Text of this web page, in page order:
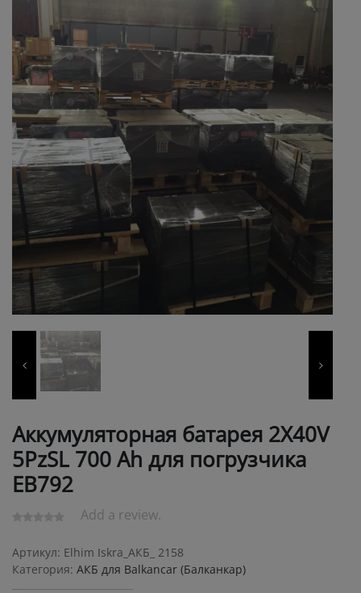
Аккумуляторная батарея 2X40V
5PzSL 700 Ah для погрузчика
ЕВ792
Add a review.
Артикул: Elhim Iskra_АКБ_ 2158
Категория: АКБ для Balkanсar (Балканкар)